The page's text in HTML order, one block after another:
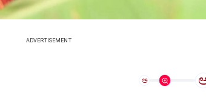
ADVERTISEMENT
ಅ